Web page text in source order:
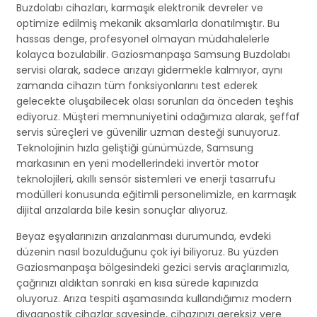
Buzdolabı cihazları, karmaşık elektronik devreler ve
optimize edilmiş mekanik aksamlarla donatılmıştır. Bu
hassas denge, profesyonel olmayan müdahalelerle
kolayca bozulabilir. Gaziosmanpaşa Samsung Buzdolabı
servisi olarak, sadece arızayı gidermekle kalmıyor, aynı
zamanda cihazın tüm fonksiyonlarını test ederek
gelecekte oluşabilecek olası sorunları da önceden teşhis
ediyoruz. Müşteri memnuniyetini odağımıza alarak, şeffaf
servis süreçleri ve güvenilir uzman desteği sunuyoruz.
Teknolojinin hızla geliştiği günümüzde, Samsung
markasının en yeni modellerindeki invertör motor
teknolojileri, akıllı sensör sistemleri ve enerji tasarrufu
modülleri konusunda eğitimli personelimizle, en karmaşık
dijital arızalarda bile kesin sonuçlar alıyoruz.
Beyaz eşyalarınızın arızalanması durumunda, evdeki
düzenin nasıl bozulduğunu çok iyi biliyoruz. Bu yüzden
Gaziosmanpaşa bölgesindeki gezici servis araçlarımızla,
çağrınızı aldıktan sonraki en kısa sürede kapınızda
oluyoruz. Arıza tespiti aşamasında kullandığımız modern